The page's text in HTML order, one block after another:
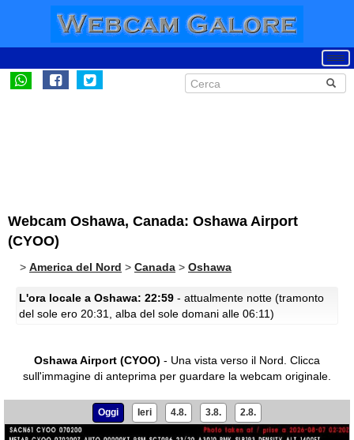
Webcam Oshawa, Canada: Oshawa Airport
(CYOO)
> America del Nord > Canada > Oshawa
L'ora locale a Oshawa: 22:59 - attualmente notte (tramonto
del sole ero 20:31, alba del sole domani alle 06:11)
Oshawa Airport (CYOO) - Una vista verso il Nord. Clicca
sull'immagine di anteprima per guardare la webcam originale.
Oggi Ieri 4.8. 3.8. 2.8.